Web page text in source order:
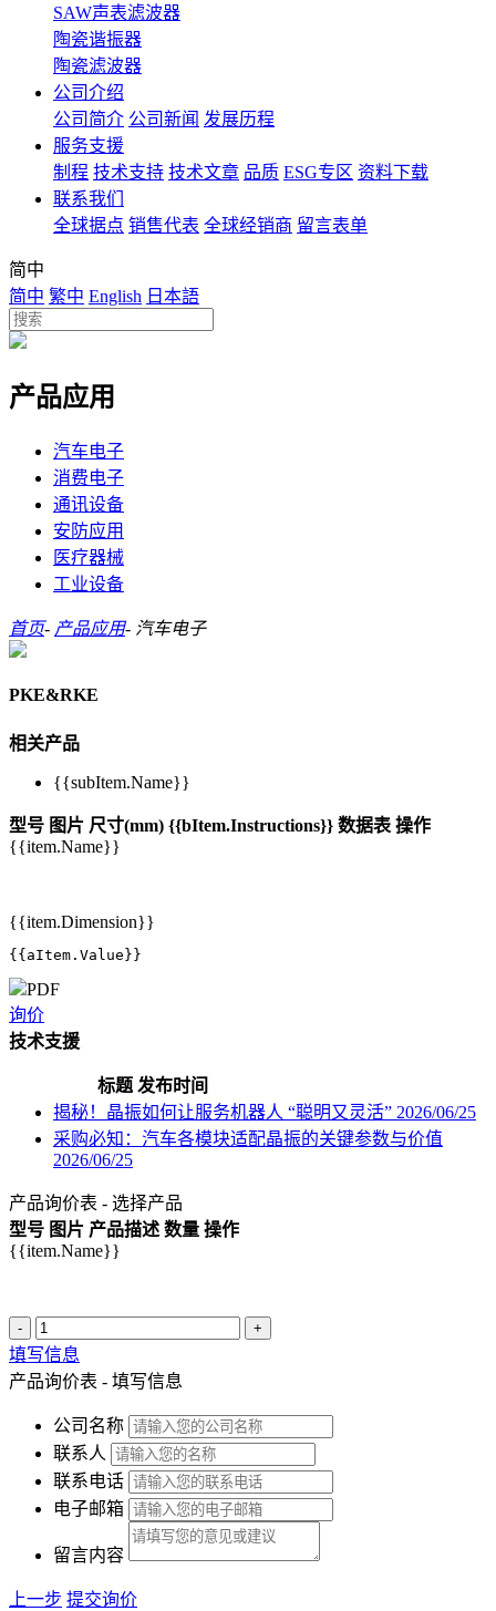
SAW声表滤波器
陶瓷谐振器
陶瓷滤波器
公司介绍
公司简介 公司新闻 发展历程
服务支援
制程 技术支持 技术文章 品质 ESG专区 资料下载
联系我们
全球据点 销售代表 全球经销商 留言表单
简中
简中 繁中 English 日本語
产品应用
汽车电子
消费电子
通讯设备
安防应用
医疗器械
工业设备
首页- 产品应用- 汽车电子
PKE&RKE
相关产品
{{subItem.Name}}
型号 图片 尺寸(mm) {{bItem.Instructions}} 数据表 操作
{{item.Name}}
{{item.Dimension}}
{{aItem.Value}}
PDF
询价
技术支援
标题 发布时间
揭秘！晶振如何让服务机器人 “聪明又灵活” 2026/06/25
采购必知：汽车各模块适配晶振的关键参数与价值
2026/06/25
产品询价表 - 选择产品
型号 图片 产品描述 数量 操作
{{item.Name}}
- +
填写信息
产品询价表 - 填写信息
公司名称
联系人
联系电话
电子邮箱
留言内容
上一步 提交询价